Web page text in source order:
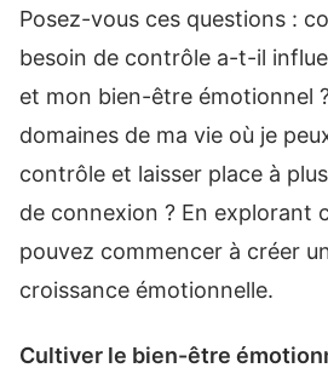
Posez-vous ces questions :
besoin de contrôle a-t-il
et mon bien-être émotionnel
domaines de ma vie où je
contrôle et laisser place à
de connexion ? En explorant
pouvez commencer à créer
croissance émotionnelle.
Cultiver le bien-être